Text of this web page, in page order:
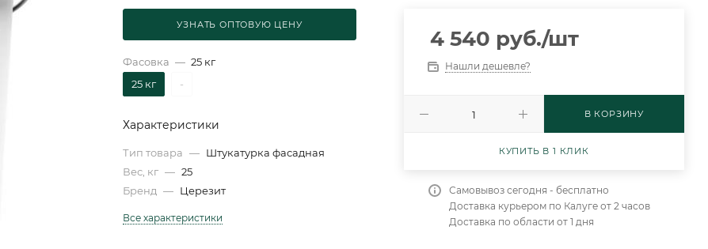
УЗНАТЬ ОПТОВУЮ ЦЕНУ
Фасовка — 25 кг
25 кг
-
Характеристики
Тип товара — Штукатурка фасадная
Вес, кг — 25
Бренд — Церезит
Все характеристики
4 540 руб./шт
Нашли дешевле?
В КОРЗИНУ
КУПИТЬ В 1 КЛИК
Самовывоз сегодня - бесплатно
Доставка курьером по Калуге от 2 часов
Доставка по области от 1 дня